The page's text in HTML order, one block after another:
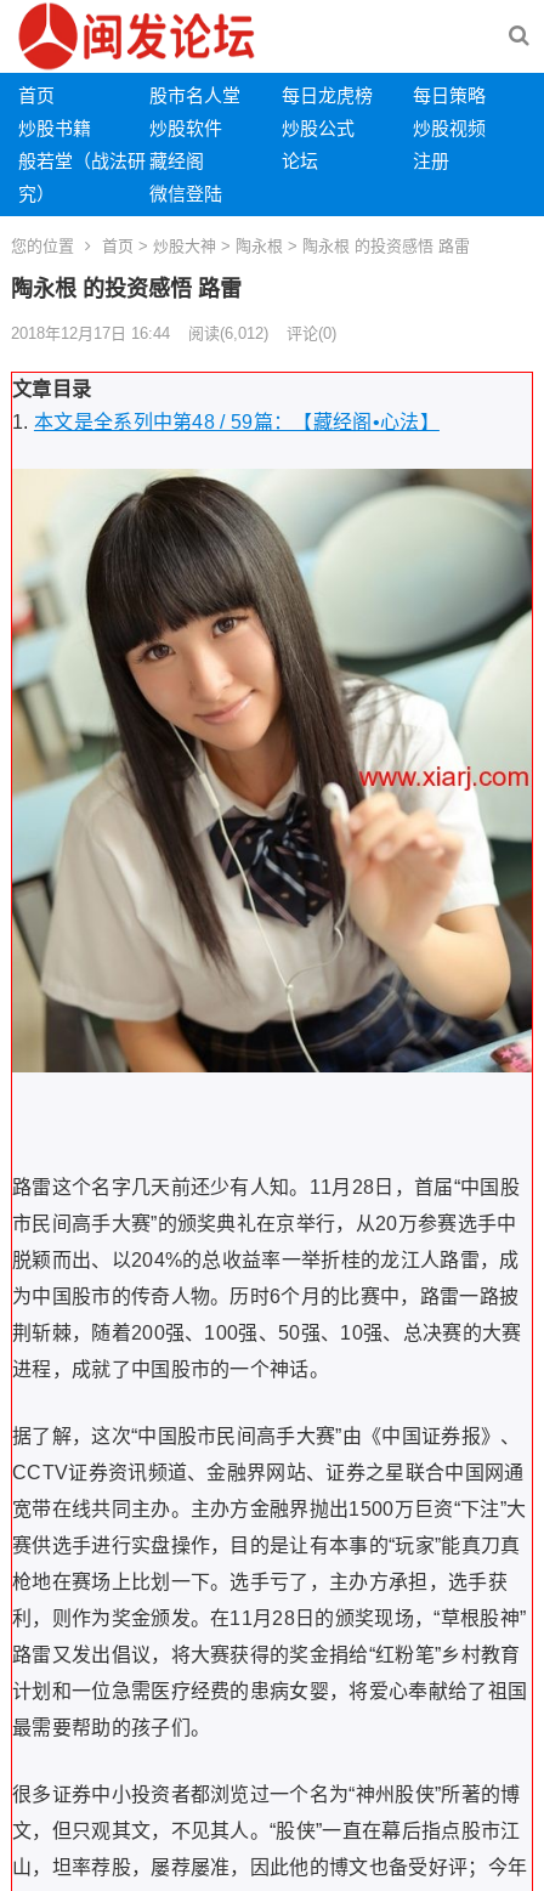
首页 股市名人堂 每日龙虎榜
每日策略
炒股书籍
炒股软件 炒股公式
炒股视频
般若堂（战法研
究）
藏经阁 论坛
注册
微信登陆
您的位置 首页 > 炒股大神 > 陶永根 > 陶永根 的投资感悟 路雷
陶永根 的投资感悟 路雷
2018年12月17日 16:44 阅读(6,012) 评论(0)
文章目录
本文是全系列中第48 / 59篇：【藏经阁•心法】
路雷这个名字几天前还少有人知。11月28日，首届“中国股
市民间高手大赛”的颁奖典礼在京举行，从20万参赛选手中
脱颖而出、以204%的总收益率一举折桂的龙江人路雷，成
为中国股市的传奇人物。历时6个月的比赛中，路雷一路披
荆斩棘，随着200强、100强、50强、10强、总决赛的大赛
进程，成就了中国股市的一个神话。
据了解，这次“中国股市民间高手大赛”由《中国证券报》、
CCTV证券资讯频道、金融界网站、证券之星联合中国网通
宽带在线共同主办。主办方金融界抛出1500万巨资“下注”大
赛供选手进行实盘操作，目的是让有本事的“玩家”能真刀真
枪地在赛场上比划一下。选手亏了，主办方承担，选手获
利，则作为奖金颁发。在11月28日的颁奖现场，“草根股神”
路雷又发出倡议，将大赛获得的奖金捐给“红粉笔”乡村教育
计划和一位急需医疗经费的患病女婴，将爱心奉献给了祖国
最需要帮助的孩子们。
很多证券中小投资者都浏览过一个名为“神州股侠”所著的博
文，但只观其文，不见其人。“股侠”一直在幕后指点股市江
山，坦率荐股，屡荐屡准，因此他的博文也备受好评；今年